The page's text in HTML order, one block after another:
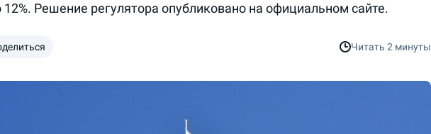
12%. Решение регулятора опубликовано на официальном сайте.
Читать 2 минуты